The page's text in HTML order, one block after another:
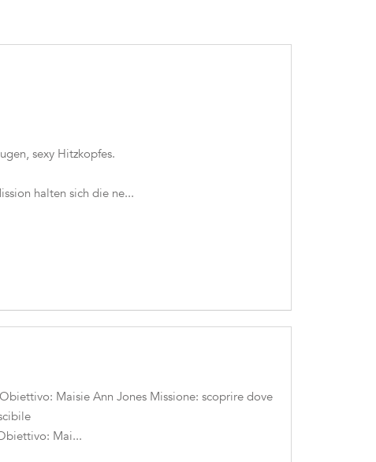
sexy Hitzkopfes.
halten sich die ne...
Maisie Ann Jones Missione: scoprire dove
Mai...